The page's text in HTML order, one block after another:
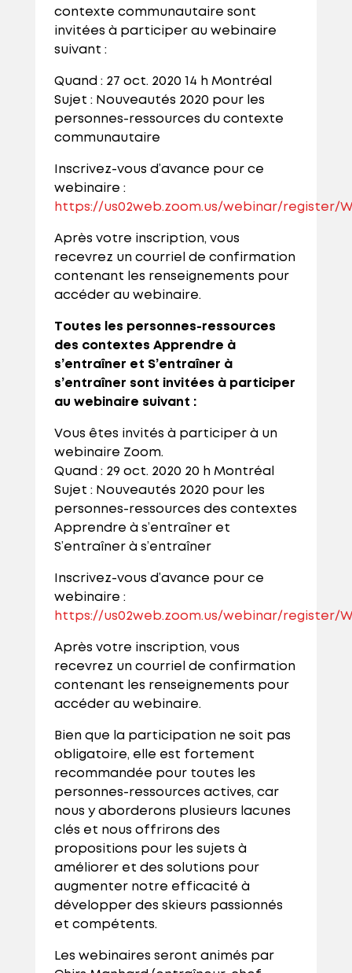
contexte communautaire sont
invitées à participer au webinaire
suivant :
Quand : 27 oct. 2020 14 h Montréal
Sujet : Nouveautés 2020 pour les
personnes-ressources du contexte
communautaire
Inscrivez-vous d’avance pour ce
webinaire :
https://us02web.zoom.us/webinar/register/
Après votre inscription, vous
recevrez un courriel de confirmation
contenant les renseignements pour
accéder au webinaire.
Toutes les personnes-ressources
des contextes Apprendre à
s’entraîner et S’entraîner à
s’entraîner sont invitées à participer
au webinaire suivant :
Vous êtes invités à participer à un
webinaire Zoom.
Quand : 29 oct. 2020 20 h Montréal
Sujet : Nouveautés 2020 pour les
personnes-ressources des contextes
Apprendre à s’entraîner et
S’entraîner à s’entraîner
Inscrivez-vous d’avance pour ce
webinaire :
https://us02web.zoom.us/webinar/register/
Après votre inscription, vous
recevrez un courriel de confirmation
contenant les renseignements pour
accéder au webinaire.
Bien que la participation ne soit pas
obligatoire, elle est fortement
recommandée pour toutes les
personnes-ressources actives, car
nous y aborderons plusieurs lacunes
clés et nous offrirons des
propositions pour les sujets à
améliorer et des solutions pour
augmenter notre efficacité à
développer des skieurs passionnés
et compétents.
Les webinaires seront animés par